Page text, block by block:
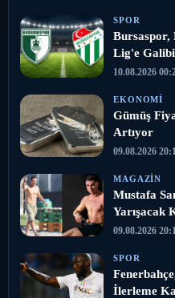
SPOR
Bursaspor,
Lig'e
10.08.2026
EKONOMI
Gümüş
Artıyor
09.08.2026
MAGAZIN
Mustafa
Yarışacak
09.08.2026
SPOR
İlerleme